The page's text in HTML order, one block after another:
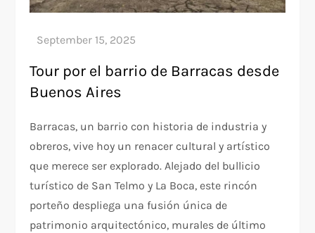
Tour por el barrio de Barracas desde
Buenos Aires
Barracas, un barrio con historia de industria y
obreros, vive hoy un renacer cultural y artístico
que merece ser explorado. Alejado del bullicio
turístico de San Telmo y La Boca, este rincón
porteño despliega una fusión única de
patrimonio arquitectónico, murales de último